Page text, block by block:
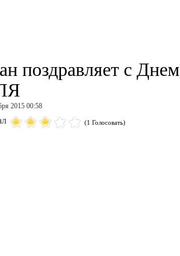
поздравляет с Днем
2015 00:58
(1 Голосовать)